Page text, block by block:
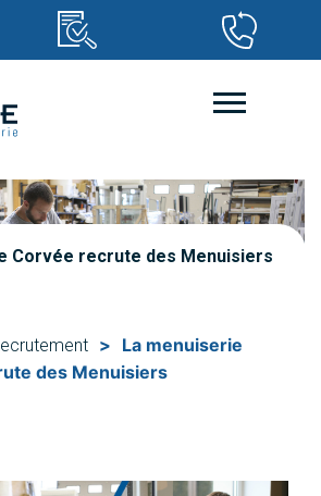
Corvée recrute des Menuisiers
> La menuiserie
des Menuisiers